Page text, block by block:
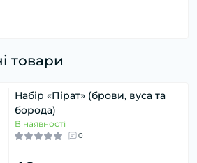
товари
Набір «Пірат» (брови, вуса та
борода)
В наявності
0